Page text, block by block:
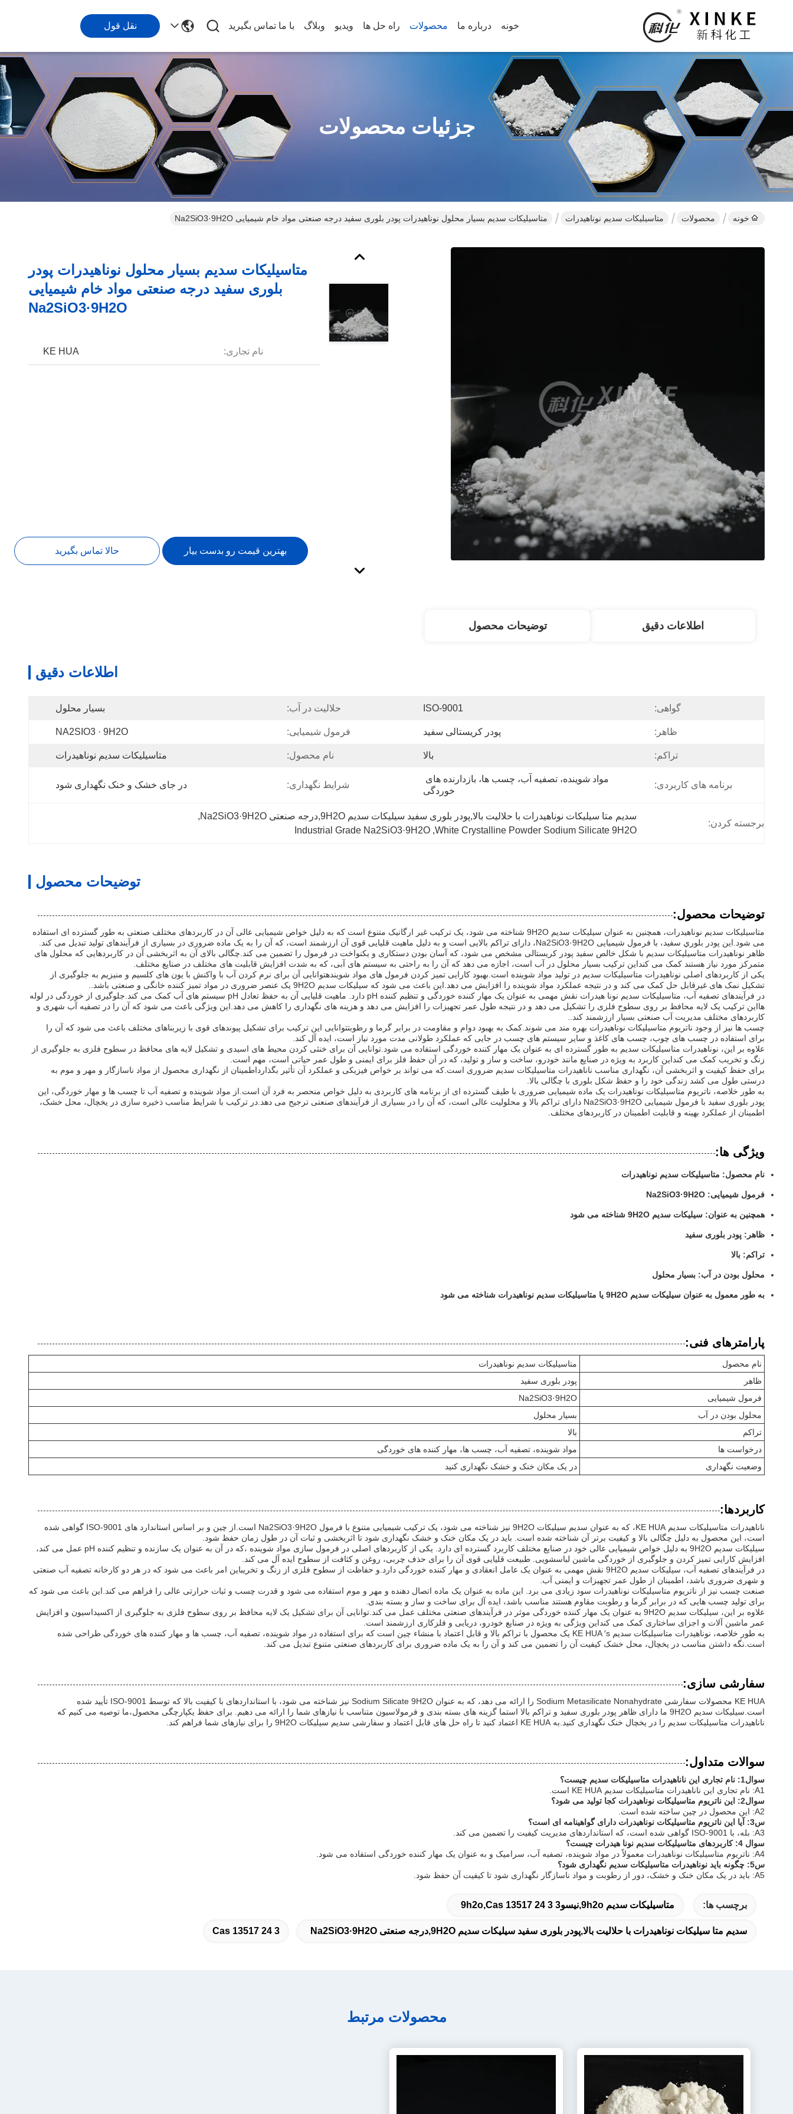
خونه درباره ما محصولات راه حل ها ویدیو وبلاگ با ما تماس بگیرید نقل قول
جزئیات محصولات
خونه محصولات متاسیلیکات سدیم نوناهیدرات متاسیلیکات سدیم بسیار محلول نوناهیدرات پودر بلوری سفید درجه صنعتی مواد خام شیمیایی Na2SiO3·9H2O
متاسیلیکات سدیم بسیار محلول نوناهیدرات پودر
بلوری سفید درجه صنعتی مواد خام شیمیایی
Na2SiO3·9H2O
نام تجاری: KE HUA
بهترین قیمت رو بدست بیار حالا تماس بگیرید
اطلاعات دقیق توضیحات محصول
اطلاعات دقیق
گواهی: ISO-9001 حلالیت در آب: بسیار محلول
ظاهر: پودر کریستالی سفید فرمول شیمیایی: NA2SIO3 · 9H2O
تراکم: بالا نام محصول: متاسیلیکات سدیم نوناهیدرات
برنامه های کاربردی:
خوردگی
شرایط نگهداری: در جای خشک و خنک نگهداری شود
برجسته کردن:
سدیم متا سیلیکات نوناهیدرات با حلالیت بالا,پودر بلوری سفید سیلیکات سدیم 9H2O,درجه صنعتی Na2SiO3·9H2O
,
White Crystalline Powder Sodium Silicate 9H2O
,
Industrial Grade Na2SiO3·9H2O
توضیحات محصول
توضیحات محصول:
متاسیلیکات سدیم نوناهیدرات، همچنین به عنوان سیلیکات سدیم 9H2O شناخته می شود، یک ترکیب غیر ارگانیک متنوع است که به دلیل خواص شیمیایی عالی آن در کاربردهای مختلف صنعتی به طور گسترده ای استفاده
می شود.اين پودر بلوري سفيد، با فرمول شیمیایی Na2SiO3·9H2O، دارای تراکم بالایی است و به دلیل ماهیت قلیایی قوی آن ارزشمند است، که آن را به یک ماده ضروری در بسیاری از فرآیندهای تولید تبدیل می کند.
ظاهر نوناهیدرات متاسیلیکات سدیم با شکل خالص سفید پودر کریستالی مشخص می شود، که آسان بودن دستکاری و یکنواخت در فرمول را تضمین می کند.چگالی بالای آن به اثربخشی آن در کاربردهایی که محلول های
متمرکز مورد نیاز هستند کمک می کنداین ترکیب بسیار محلول در آب است، اجازه می دهد که آن را به راحتی به سیستم های آبی، که به شدت افزایش قابلیت های مختلف در صنایع مختلف.
یکی از کاربردهای اصلی نوناهیدرات متاسیلیکات سدیم در تولید مواد شوینده است.بهبود کارایی تمیز کردن فرمول های مواد شویندهتوانایی آن برای نرم کردن آب با واکنش با یون های کلسیم و منیزیم به جلوگیری از
تشکیل نمک های غیرقابل حل کمک می کند و در نتیجه عملکرد مواد شوینده را افزایش می دهد.این باعث می شود که سیلیکات سدیم 9H2O یک عنصر ضروری در مواد تمیز کننده خانگی و صنعتی باشد..
در فرآیندهای تصفیه آب، متاسیلیکات سدیم نونا هیدرات نقش مهمی به عنوان یک مهار کننده خوردگی و تنظیم کننده pH دارد. ماهیت قلیایی آن به حفظ تعادل pH سیستم های آب کمک می کند.جلوگیری از خوردگی در لوله
هااین ترکیب یک لایه محافظ بر روی سطوح فلزی را تشکیل می دهد و در نتیجه طول عمر تجهیزات را افزایش می دهد و هزینه های نگهداری را کاهش می دهد.این ویژگی باعث می شود که آن را در تصفیه آب شهری و
کاربردهای مختلف مدیریت آب صنعتی بسیار ارزشمند کند..
چسب ها نیز از وجود ناتریوم متاسیلیکات نوناهیدرات بهره مند می شوند.کمک به بهبود دوام و مقاومت در برابر گرما و رطوبتتوانایی این ترکیب برای تشکیل پیوندهای قوی با زیربناهای مختلف باعث می شود که آن را
برای استفاده در چسب های چوب، چسب های کاغذ و سایر سیستم های چسب در جایی که عملکرد طولانی مدت مورد نیاز است، ایده آل کند.
علاوه بر این، نوناهیدرات متاسیلیکات سدیم به طور گسترده ای به عنوان یک مهار کننده خوردگی استفاده می شود.توانایی آن برای خنثی کردن محیط های اسیدی و تشکیل لایه های محافظ در سطوح فلزی به جلوگیری از
زنگ و تخریب کمک می کنداین کاربرد به ویژه در صنایع مانند خودرو، ساخت و ساز و تولید، که در آن حفظ فلز برای ایمنی و طول عمر حیاتی است، مهم است.
برای حفظ کیفیت و اثربخشی آن، نگهداری مناسب ناناهیدرات متاسیلیکات سدیم ضروری است.که می تواند بر خواص فیزیکی و عملکرد آن تأثیر بگذارداطمینان از نگهداری محصول از مواد ناسازگار و مهر و موم به
درستی طول می کشد زندگی خود را و حفظ شکل بلوری با چگالی بالا.
به طور خلاصه، ناتریوم متاسیلیکات نوناهیدرات یک ماده شیمیایی ضروری با طیف گسترده ای از برنامه های کاربردی به دلیل خواص منحصر به فرد آن است.از مواد شوینده و تصفیه آب تا چسب ها و مهار خوردگی، این
پودر بلوری سفید با فرمول شیمیایی Na2SiO3·9H2O دارای تراکم بالا و محلولیت عالی است، که آن را در بسیاری از فرآیندهای صنعتی ترجیح می دهد.در ترکیب با شرایط مناسب ذخیره سازی در یخچال، محل خشک،
اطمینان از عملکرد بهینه و قابلیت اطمینان در کاربردهای مختلف.
ویژگی ها:
نام محصول: متاسیلیکات سدیم نوناهیدرات
فرمول شیمیایی: Na2SiO3·9H2O
همچنین به عنوان: سیلیکات سدیم 9H2O شناخته می شود
ظاهر: پودر بلوری سفید
تراکم: بالا
محلول بودن در آب: بسیار محلول
به طور معمول به عنوان سیلیکات سدیم 9H2O یا متاسیلیکات سدیم نوناهیدرات شناخته می شود
پارامترهای فنی:
نام محصول
متاسیلیکات سدیم نوناهیدرات
ظاهر
پودر بلوری سفید
فرمول شیمیایی
Na2SiO3·9H2O
محلول بودن در آب
بسیار محلول
تراکم
بالا
درخواست ها
مواد شوینده، تصفیه آب، چسب ها، مهار کننده های خوردگی
وضعیت نگهداری
در یک مکان خنک و خشک نگهداری کنید
کاربردها:
ناناهیدرات متاسیلیکات سدیم KE HUA، که به عنوان سدیم سیلیکات 9H2O نیز شناخته می شود، یک ترکیب شیمیایی متنوع با فرمول Na2SiO3·9H2O است.از چین و بر اساس استاندارد های ISO-9001 گواهی شده
است، این محصول به دلیل چگالی بالا و کیفیت برتر آن شناخته شده است. باید در یک مکان خنک و خشک نگهداری شود تا اثربخشی و ثبات آن در طول زمان حفظ شود.
سیلیکات سدیم 9H2O به دلیل خواص شیمیایی عالی خود در صنایع مختلف کاربرد گسترده ای دارد. یکی از کاربردهای اصلی در فرمول سازی مواد شوینده ،که در آن به عنوان یک سازنده و تنظیم کننده pH عمل می کند،
افزایش کارایی تمیز کردن و جلوگیری از خوردگی ماشین لباسشویی. طبیعت قلیایی قوی آن را برای حذف چربی، روغن و کثافت از سطوح ایده آل می کند.
در فرآیندهای تصفیه آب، سیلیکات سدیم 9H2O نقش مهمی به عنوان یک عامل انعقادی و مهار کننده خوردگی دارد.و حفاظت از سطوح فلزی از زنگ و تخریباین امر باعث می شود که در هر دو کارخانه تصفیه آب صنعتی
و شهری ضروری باشد، اطمینان از طول عمر تجهیزات و ایمنی آب.
صنعت چسب نیز از ناتریوم متاسیلیکات نوناهیدرات سود زیادی می برد. این ماده به عنوان یک ماده اتصال دهنده و مهر و موم استفاده می شود و قدرت چسب و ثبات حرارتی عالی را فراهم می کند.این باعث می شود که
برای تولید چسب هایی که در برابر گرما و رطوبت مقاوم هستند مناسب باشد، ایده آل برای ساخت و ساز و بسته بندی.
علاوه بر این، سیلیکات سدیم 9H2O به عنوان یک مهار کننده خوردگی موثر در فرآیندهای صنعتی مختلف عمل می کند.توانایی آن برای تشکیل یک لایه محافظ بر روی سطوح فلزی به جلوگیری از اکسیداسیون و افزایش
عمر ماشین آلات و اجزای ساختاری کمک می کنداین ویژگی به ویژه در صنایع خودرو، دریایی و فلزکاری ارزشمند است.
به طور خلاصه، نوناهیدرات متاسیلیکات سدیم KE HUA ′s یک محصول با تراکم بالا و قابل اعتماد با منشاء چین است که برای استفاده در مواد شوینده، تصفیه آب، چسب ها و مهار کننده های خوردگی طراحی شده
است.نگه داشتن مناسب در یخچال، محل خشک کیفیت آن را تضمین می کند و آن را به یک ماده ضروری برای کاربردهای صنعتی متنوع تبدیل می کند.
سفارشی سازی:
KE HUA محصولات سفارشی Sodium Metasilicate Nonahydrate را ارائه می دهد، که به عنوان Sodium Silicate 9H2O نیز شناخته می شود، با استانداردهای با کیفیت بالا که توسط ISO-9001 تأیید شده
است.سیلیکات سدیم 9H2O ما دارای ظاهر پودر بلوری سفید و تراکم بالا استما گزینه های بسته بندی و فرمولاسیون متناسب با نیازهای شما را ارائه می دهیم. برای حفظ یکپارچگی محصول،ما توصیه می کنیم که
ناناهیدرات متاسیلیکات سدیم را در یخچال خنک نگهداری کنید.به KE HUA اعتماد کنید تا راه حل های قابل اعتماد و سفارشی سدیم سیلیکات 9H2O را برای نیازهای شما فراهم کند.
سوالات متداول:
سوال1: نام تجاری این ناناهیدرات متاسیلیکات سدیم چیست؟
A1: نام تجاری این ناناهیدرات متاسیلیکات سدیم KE HUA است.
سوال2: این ناتریوم متاسیلیکات نوناهیدرات کجا تولید می شود؟
A2: این محصول در چین ساخته شده است.
س3: آیا این ناتریوم متاسیلیکات نوناهیدرات دارای گواهینامه ای است؟
A3: بله، با ISO-9001 گواهی شده است، که استانداردهای مدیریت کیفیت را تضمین می کند.
سوال 4: کاربردهای متاسیلیکات سدیم نونا هیدرات چیست؟
A4: ناتریوم متاسیلیکات نوناهیدرات معمولاً در مواد شوینده، تصفیه آب، سرامیک و به عنوان یک مهار کننده خوردگی استفاده می شود.
س5: چگونه باید نوناهیدرات متاسیلیکات سدیم نگهداری شود؟
A5: باید در یک مکان خنک و خشک، دور از رطوبت و مواد ناسازگار نگهداری شود تا کیفیت آن حفظ شود.
برچسب ها: متاسیلیکات سدیم 9h2o,نيسو3 9h2o,cas 13517 24 3
سدیم متا سیلیکات نوناهیدرات با حلالیت بالا,پودر بلوری سفید سیلیکات سدیم 9H2O,درجه صنعتی Na2SiO3·9H2O Cas 13517 24 3
محصولات مرتبط